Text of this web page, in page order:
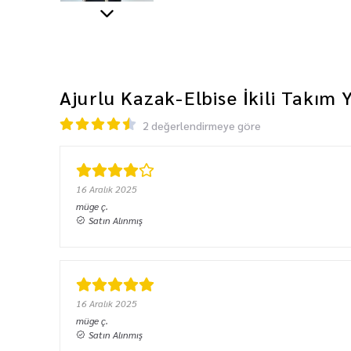
Ajurlu Kazak-Elbise İkili Takım
2 değerlendirmeye göre
16 Aralık 2025
mügeç.
Satın Alınmış
16 Aralık 2025
mügeç.
Satın Alınmış